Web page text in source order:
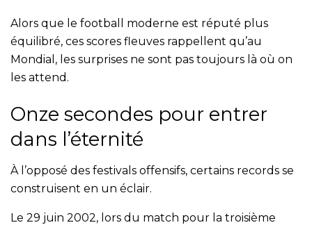
Alors que le football moderne est réputé plus
équilibré, ces scores fleuves rappellent qu’au
Mondial, les surprises ne sont pas toujours là où on
les attend.
Onze secondes pour entrer
dans l’éternité
À l’opposé des festivals offensifs, certains records se
construisent en un éclair.
Le 29 juin 2002, lors du match pour la troisième